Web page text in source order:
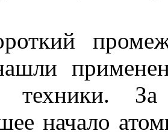
техники.
начало